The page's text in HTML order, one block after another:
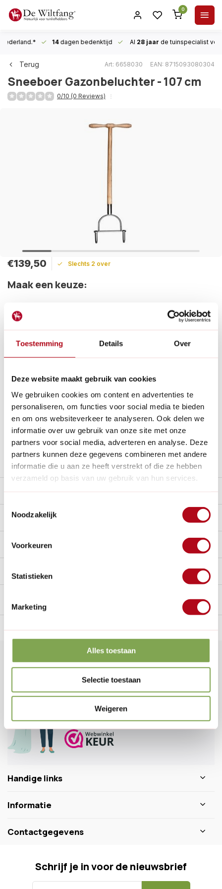
Toestemming Details Over
Deze website maakt gebruik van cookies
We gebruiken cookies om content en advertenties te
personaliseren, om functies voor social media te bieden
en om ons websiteverkeer te analyseren. Ook delen we
informatie over uw gebruik van onze site met onze
partners voor social media, adverteren en analyse. Deze
partners kunnen deze gegevens combineren met andere
informatie die u aan ze heeft verstrekt of die ze hebben
verzameld op basis van uw gebruik van hun services.
Toestemmingsselectie
Noodzakelijk
Voorkeuren
Statistieken
Marketing
Alles toestaan
Selectie toestaan
Weigeren
0
14dagen bedenktijd Al 28 jaar de tuinspecialist
Terug Art: 6658030 EAN: 8715093080304
Sneeboer Gazonbeluchter - 107 cm
0/10 (0 Reviews)
€139,50 Slechts 2 over
Maak een keuze:
Levertijd: 1 - 2 werkdagen
Gratis verzending
voor een gezonde groei en ontwikkeling van je gazon. Ook
geschikt voor het verwijderen van onkruid.
Betaal achteraf met Riverty.
Gratis verzenden vanaf € 60 in België en Nederland.*
dagen bedenktijd
Al
28 jaar
de tuinspecialist voor tuinliefhebbers
Haal je bestelling in Wilnis bij ons op!
Stel een vraag over dit product
Product video
Beschrijving
Reviews
Handig voor erbij
Klantenservice
Veelgestelde vragen
0346 218 111
+31 640511932
Handige links
Informatie
Contactgegevens
Schrijf je in voor de nieuwsbrief